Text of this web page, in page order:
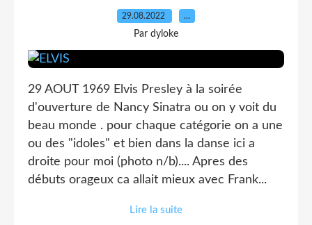
29.08.2022 …
Par dyloke
29 AOUT 1969 Elvis Presley à la soirée
d'ouverture de Nancy Sinatra ou on y voit du
beau monde . pour chaque catégorie on a une
ou des "idoles" et bien dans la danse ici a
droite pour moi (photo n/b).... Apres des
débuts orageux ca allait mieux avec Frank...
Lire la suite